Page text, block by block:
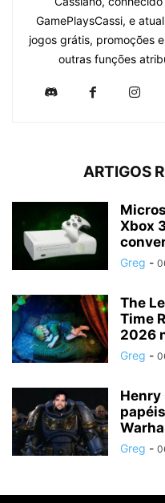
GamePlaysCassi, e
jogos grátis, promoções
outras funções
ARTIGOS
Xbox
Greg -
The
Time
2026
Greg -
Henry
Greg -